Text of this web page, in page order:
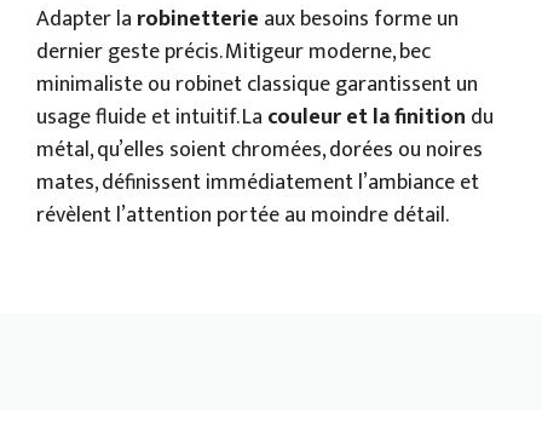
Adapter la robinetterie aux besoins forme un
dernier geste précis. Mitigeur moderne, bec
minimaliste ou robinet classique garantissent un
usage fluide et intuitif. La couleur et la finition du
métal, qu’elles soient chromées, dorées ou noires
mates, définissent immédiatement l’ambiance et
révèlent l’attention portée au moindre détail.